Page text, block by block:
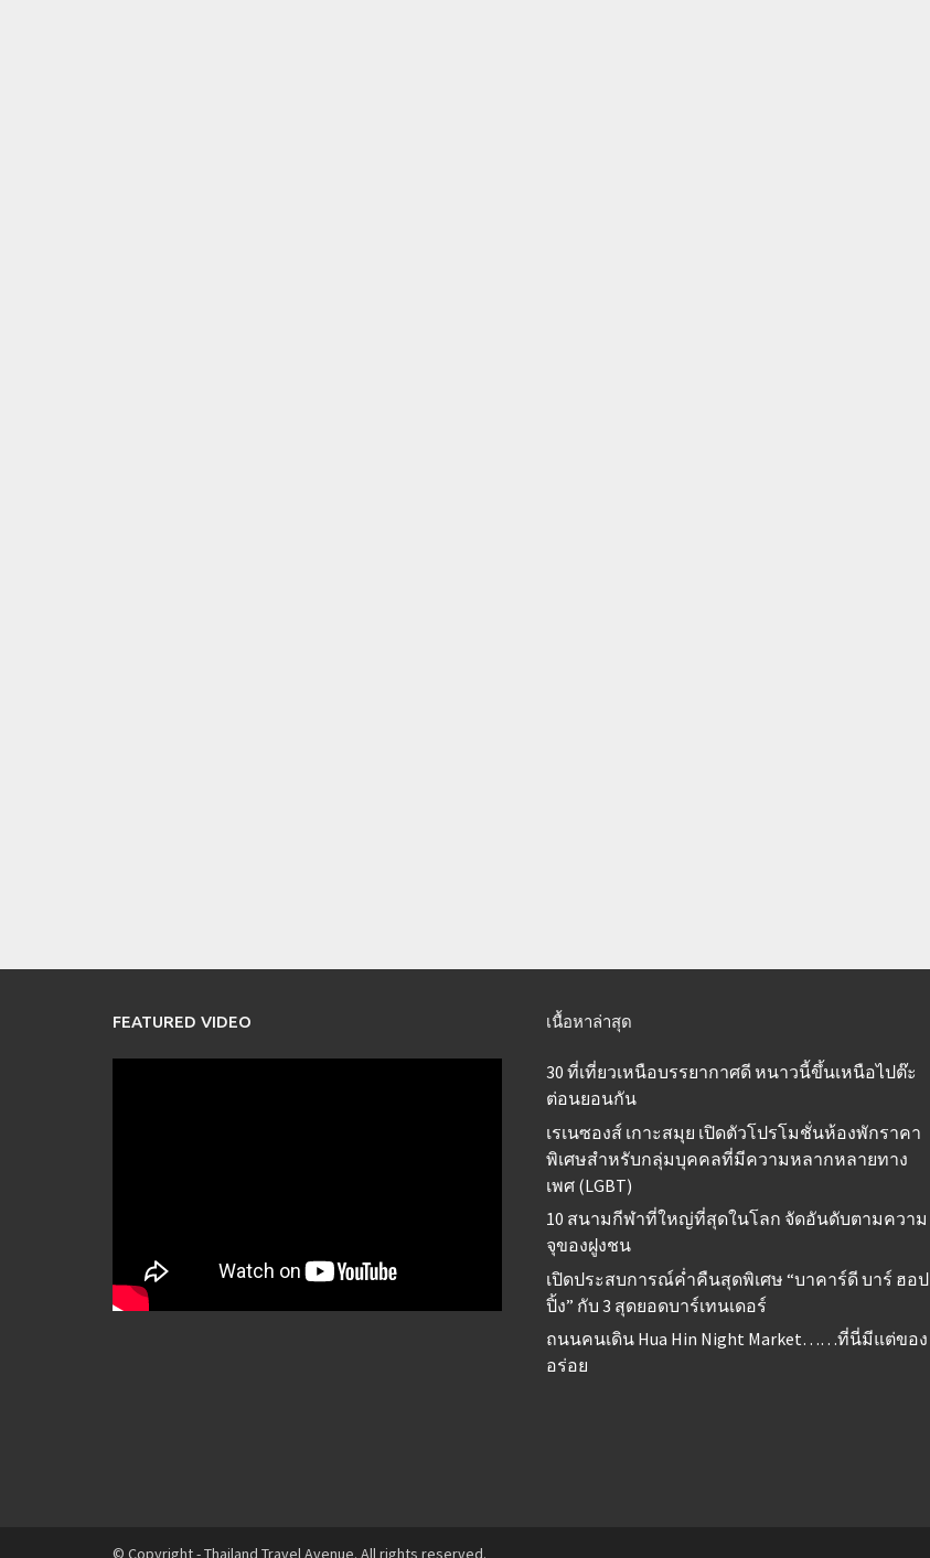
FEATURED VIDEO เนื้อหาล่าสุด
30 ที่เที่ยวเหนือบรรยากาศดี หนาวนี้ขึ้นเหนือไปต๊ะ
ต่อนยอนกัน
เรเนซองส์ เกาะสมุย เปิดตัวโปรโมชั่นห้องพักราคา
พิเศษสำหรับกลุ่มบุคคลที่มีความหลากหลายทาง
เพศ (LGBT)
10 สนามกีฬาที่ใหญ่ที่สุดในโลก จัดอันดับตามความ
จุของฝูงชน
เปิดประสบการณ์ค่ำคืนสุดพิเศษ “บาคาร์ดี บาร์ ฮอป
ปิ้ง” กับ 3 สุดยอดบาร์เทนเดอร์
ถนนคนเดิน Hua Hin Night Market……ที่นี่มีแต่ของ
อร่อย
© Copyright - Thailand Travel Avenue. All rights reserved.